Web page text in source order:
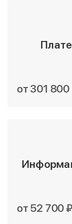
от 301 800
от 52 700 ₽